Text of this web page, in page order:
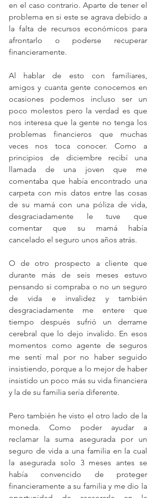
en el caso contrario. Aparte de tener el
problema en si este se agrava debido a
la falta de recursos económicos para
afrontarlo o poderse recuperar
financieramente.
Al hablar de esto con familiares,
amigos y cuanta gente conocemos en
ocasiones podemos incluso ser un
poco molestos pero la verdad es que
nos interesa que la gente no tenga los
problemas financieros que muchas
veces nos toca conocer. Como a
principios de diciembre recibí una
llamada de una joven que me
comentaba que había encontrado una
carpeta con mis datos entre las cosas
de su mamá con una póliza de vida,
desgraciadamente le tuve que
comentar que su mamá había
cancelado el seguro unos años atrás.
O de otro prospecto a cliente que
durante más de seis meses estuvo
pensando si compraba o no un seguro
de vida e invalidez y también
desgraciadamente me entere que
tiempo después sufrió un derrame
cerebral que lo dejo invalido. En esos
momentos como agente de seguros
me sentí mal por no haber seguido
insistiendo, porque a lo mejor de haber
insistido un poco más su vida financiera
y la de su familia sería diferente.
Pero también he visto el otro lado de la
moneda. Como poder ayudar a
reclamar la suma asegurada por un
seguro de vida a una familia en la cual
la asegurada solo 3 meses antes se
había convencido de proteger
financieramente a su familia y me dio la